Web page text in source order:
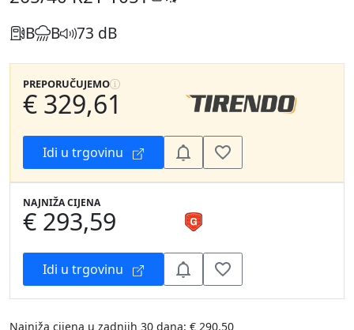
B B 73 dB
PREPORUČUJEMO
€ 329,61
Idi u trgovinu
NAJNIŽA CIJENA
€ 293,59
Idi u trgovinu
Najniža cijena u zadnjih 30 dana: € 290,50